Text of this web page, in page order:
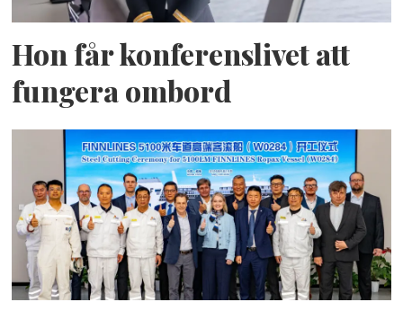
Hon får konferenslivet att
fungera ombord